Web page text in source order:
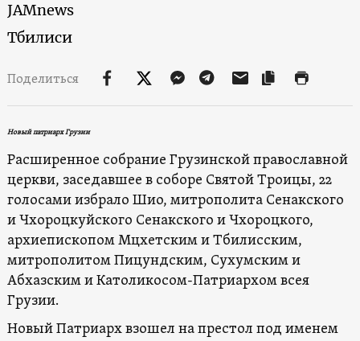
JAMnews
Тбилиси
Поделиться
Новый патриарх Грузии
Расширенное собрание Грузинской православной
церкви, заседавшее в соборе Святой Троицы, 22
голосами избрало Шио, митрополита Сенакского
и Чхороцкуйского Сенакского и Чхороцкого,
архиепископом Мцхетским и Тбилисским,
митрополитом Пицундским, Сухумским и
Абхазским и Католикосом-Патриархом всея
Грузии.
Новый Патриарх взошел на престол под именем